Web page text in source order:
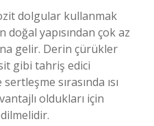
dolgular kullanmak
doğal yapısından çok az
gelir. Derin çürükler
gibi tahriş edici
sırasında ısı
oldukları için